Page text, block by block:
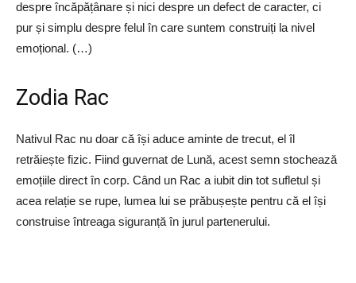
despre încăpățânare și nici despre un defect de caracter, ci
pur și simplu despre felul în care suntem construiți la nivel
emoțional. (…)
Zodia Rac
Nativul Rac nu doar că își aduce aminte de trecut, el îl
retrăiește fizic. Fiind guvernat de Lună, acest semn stochează
emoțiile direct în corp. Când un Rac a iubit din tot sufletul și
acea relație se rupe, lumea lui se prăbușește pentru că el își
construise întreaga siguranță în jurul partenerului.